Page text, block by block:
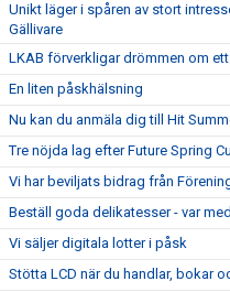
Unikt läger i spåren av stort
Gällivare
LKAB förverkligar drömmen om
En liten påskhälsning
Nu kan du anmäla dig till Hit
Tre nöjda lag efter Future Spring
Vi har beviljats bidrag från
Beställ goda delikatesser - var
Vi säljer digitala lotter i påsk
Stötta LCD när du handlar, bokar